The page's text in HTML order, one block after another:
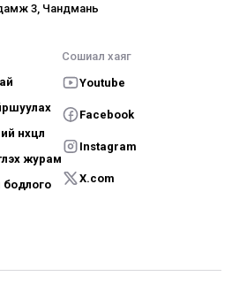
3, Чандмань
нөхцөл
журам
Сошиал хаяг
Youtube
Facebook
Instagram
X.com